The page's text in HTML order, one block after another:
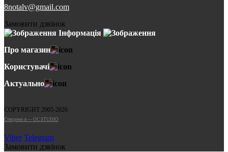
8notalv@gmail.com
Замовити дзвінок
Інформація
Про магазин
Користувачі
Актуально
COPYRIGHT 2005-2026
Cтворено в — OC STUDIO
Viber Telegram
Замовити дзвінок